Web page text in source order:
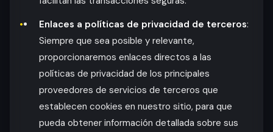
Enlaces a políticas de privacidad de terceros:
Siempre que sea posible y relevante,
proporcionaremos enlaces directos a las
políticas de privacidad de los principales
proveedores de servicios de terceros que
establecen cookies en nuestro sitio, para que
pueda obtener información detallada sobre sus